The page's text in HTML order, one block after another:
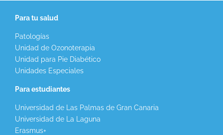
Para tu salud
Patologías
Unidad de Ozonoterapia
Unidad para Pie Diabético
Unidades Especiales
Para estudiantes
Universidad de Las Palmas de Gran Canaria
Universidad de La Laguna
Erasmus+